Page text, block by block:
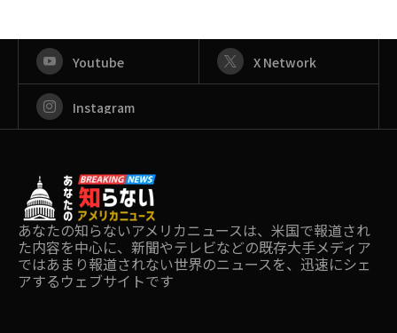
Youtube X Network
Instagram
あなたの知らないアメリカニュースは、米国で報道され
た内容を中心に、新聞やテレビなどの既存大手メディア
ではあまり報道されない世界のニュースを、迅速にシェ
アするウェブサイトです